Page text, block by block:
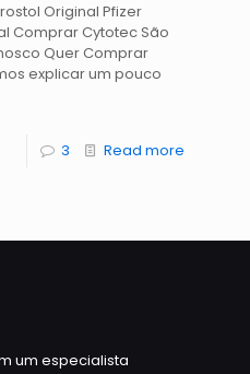
Original Pfizer
Comprar Cytotec São
Quer Comprar
explicar um pouco
3 Read more
um especialista